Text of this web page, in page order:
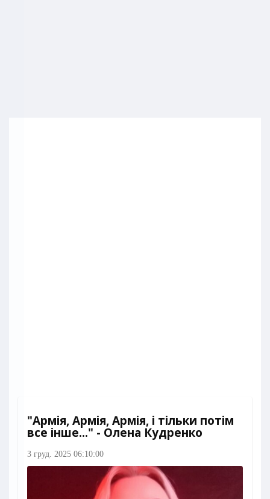
"Армія, Армія, Армія, і тільки потім
все інше..." - Олена Кудренко
3 груд. 2025 06:10:00